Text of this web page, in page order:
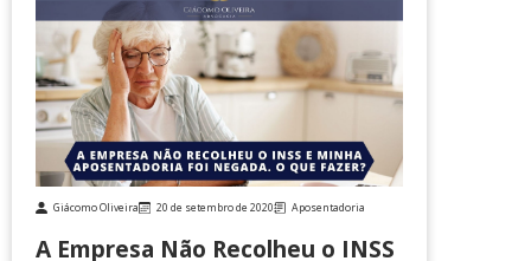
Giácomo Oliveira 20 de setembro de 2020 Aposentadoria
A Empresa Não Recolheu o INSS